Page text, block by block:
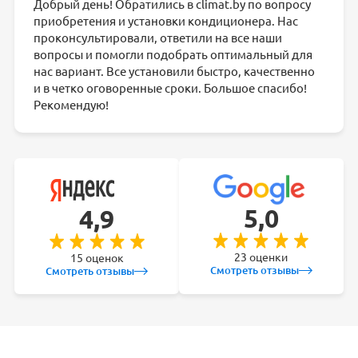
Добрый день! Обратились в climat.by по вопросу
приобретения и установки кондиционера. Нас
проконсультировали, ответили на все наши
вопросы и помогли подобрать оптимальный для
нас вариант. Все установили быстро, качественно
и в четко оговоренные сроки. Большое спасибо!
Рекомендую!
4,9
15 оценок
Смотреть отзывы
5,0
23 оценки
Смотреть отзывы